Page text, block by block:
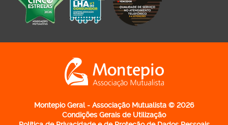
Logo Montepio Associação Mutualista -
Montepio Geral - Associação Mutualista © 2026
Condições Gerais de Utilização